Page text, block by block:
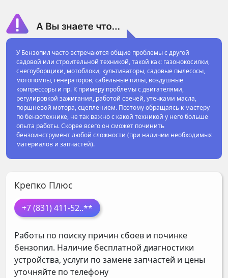
У Бензопил часто встречаются общие проблемы с другой
садовой или строительной техникой, такой как: газонокосилки,
снегоуборщики, мотоблоки, культиваторы, садовые пылесосы,
мотопомпы, генераторов, сабельные пилы, воздушные
компрессоры и пр. К примеру проблемы с двигателями,
регулировкой зажигания, работой свечей, утечками масла,
поршневой мотора, сцеплением. Поэтому обращаясь к мастеру
по бензотехнике, не так важно с какой техникой у него больше
опыта работы. Скорее всего он сможет починить
бензоинструмент любой сложности (при наличии необходимых
материалов и запчастей).
Крепко Плюс
+7 (831) 411-52..**
Работы по поиску причин сбоев и починке
бензопил. Наличие бесплатной диагностики
устройства, услуги по замене запчастей и цены
уточняйте по телефону